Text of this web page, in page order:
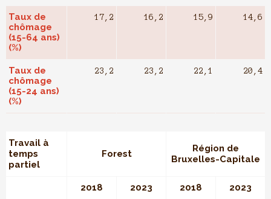
Taux de
chômage
(15-64 ans)
(%)
17,2 16,2 15,9 14,6
Taux de
chômage
(15-24 ans)
(%)
23,2 23,2 22,1 20,4
Travail à
temps
partiel
Forest
Région de
Bruxelles-Capitale
2018 2023 2018 2023